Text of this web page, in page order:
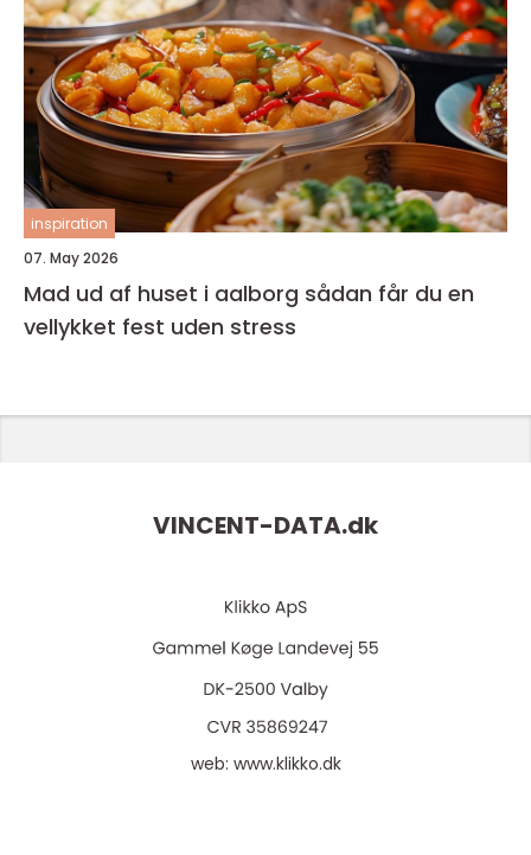
inspiration
07. May 2026
Mad ud af huset i aalborg sådan får du en
vellykket fest uden stress
VINCENT-DATA.dk
web: www.klikko.dk